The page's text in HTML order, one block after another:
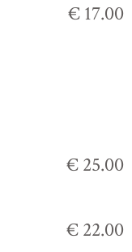
€ 17.00
€ 25.00
€ 22.00